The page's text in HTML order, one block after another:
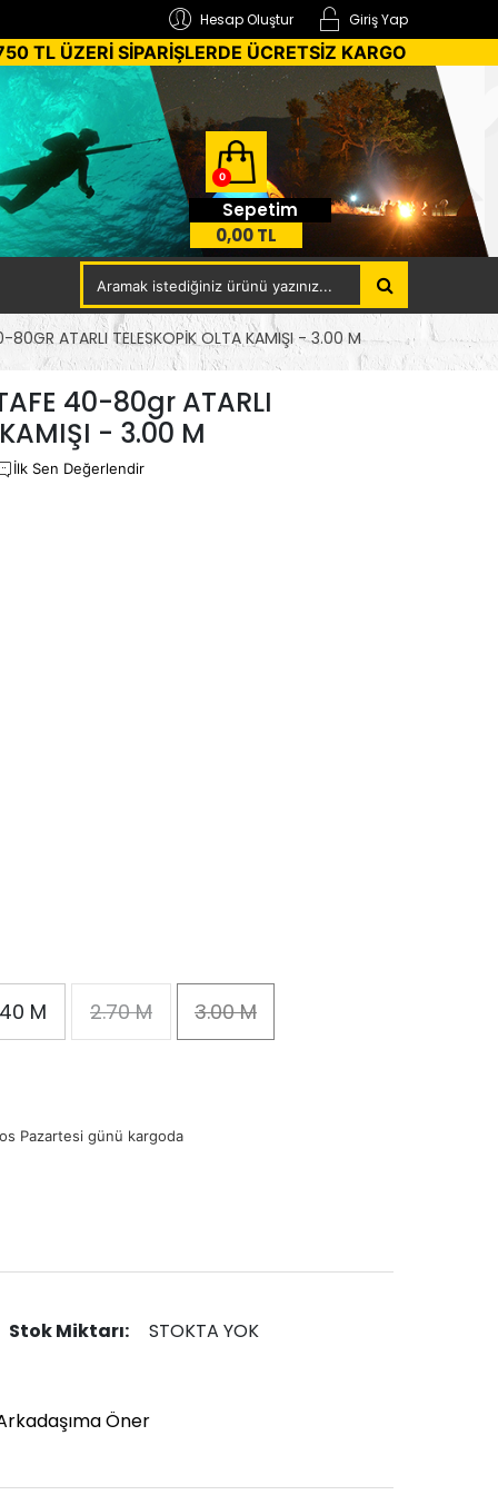
Giriş Yap
Hesap Oluştur
TL ÜZERİ SİPARİŞLERDE ÜCRETSİZ KARGO
0
Sepetim
0,00 TL
80GR ATARLI TELESKOPİK OLTA KAMIŞI - 3.00 M
40-80gr ATARLI
KAMIŞI - 3.00 M
İlk Sen Değerlendir
M 2.70 M 3.00 M
Pazartesi günü kargoda
Stok Miktarı:
STOKTA YOK
Öner